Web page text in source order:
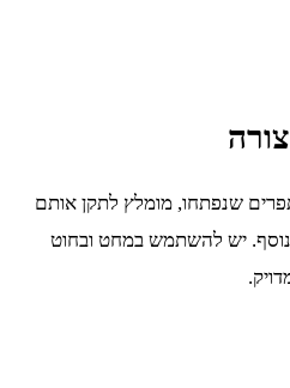
שנפתחו, מומלץ לתקן אותם
יש להשתמש במחט ובחוט